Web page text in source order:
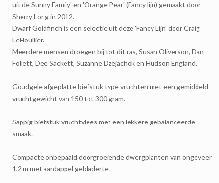
uit de Sunny Family' en 'Orange Pear' (Fancy lijn) gemaakt door
Sherry Long in 2012.
Dwarf Goldfinch is een selectie uit deze 'Fancy Lijn' door Craig
LeHoullier.
Meerdere mensen droegen bij tot dit ras, Susan Oliverson, Dan
Follett, Dee Sackett, Suzanne Dzejachok en Hudson England.
Goudgele afgeplatte biefstuk type vruchten met een gemiddeld
vruchtgewicht van 150 tot 300 gram.
Sappig biefstuk vruchtvlees met een lekkere gebalanceerde
smaak.
Compacte onbepaald doorgroeiende dwergplanten van ongeveer
1,2 m met aardappel gebladerte.